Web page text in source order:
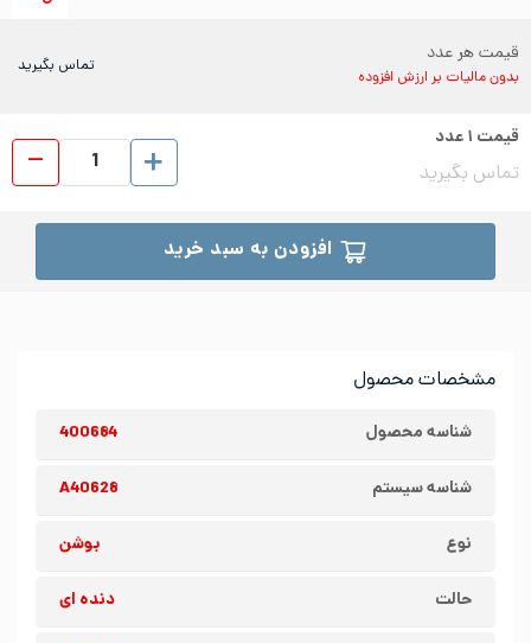
مشخصات محصول
شناسه محصول 400684
شناسه سیستم A40628
نوع بوشن
حالت دنده ای
قیمت هر عدد
بدون مالیات بر ارزش افزوده
تماس بگیرید
قیمت ۱عدد
تماس بگیرید
افزودن به سبد خرید